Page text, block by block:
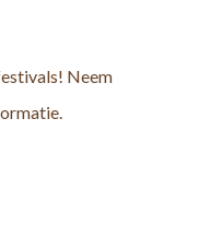
Neem